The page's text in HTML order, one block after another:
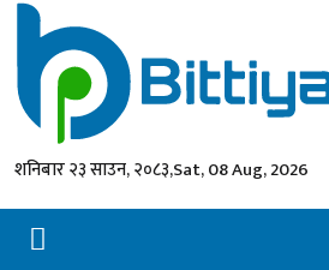
शनिबार २३ साउन, २०८३,Sat, 08 Aug, 2026